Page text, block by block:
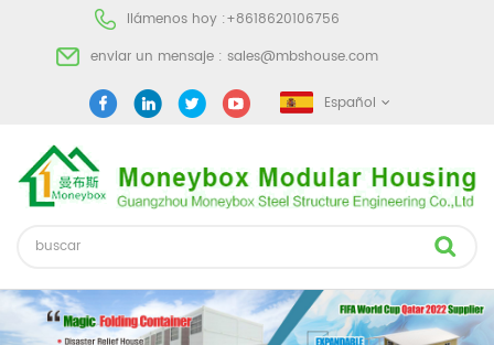
llámenos hoy :+8618620106756
enviar un mensaje : sales@mbshouse.com
Español